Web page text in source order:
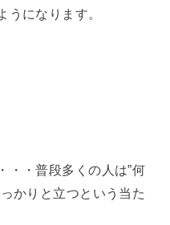
うになります。
・普段多くの人は”何
かりと立つという当た